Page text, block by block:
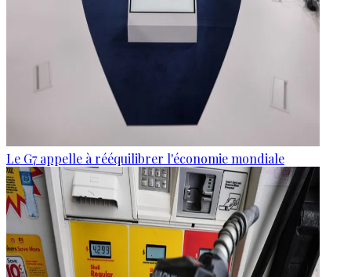
Le G7 appelle à rééquilibrer l'économie mondiale